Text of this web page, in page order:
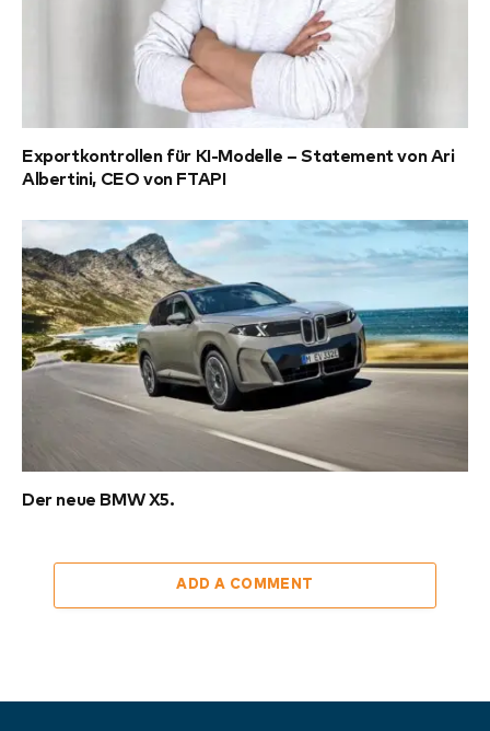
Exportkontrollen für KI-Modelle – Statement von Ari
Albertini, CEO von FTAPI
Der neue BMW X5.
ADD A COMMENT